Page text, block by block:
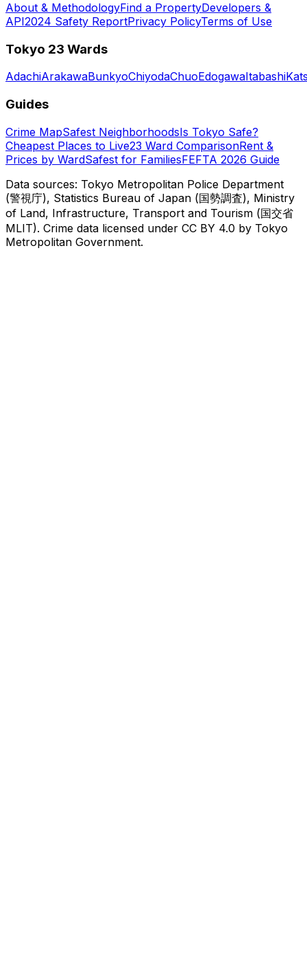
About & MethodologyFind a PropertyDevelopers &
API2024 Safety ReportPrivacy PolicyTerms of Use
Tokyo 23 Wards
AdachiArakawaBunkyoChiyodaChuoEdogawaItabashi
Guides
Crime MapSafest NeighborhoodsIs Tokyo Safe?
Cheapest Places to Live23 Ward ComparisonRent &
Prices by WardSafest for FamiliesFEFTA 2026 Guide
Data sources: Tokyo Metropolitan Police Department
(警視庁), Statistics Bureau of Japan (国勢調査), Ministry
of Land, Infrastructure, Transport and Tourism (国交省
MLIT). Crime data licensed under CC BY 4.0 by Tokyo
Metropolitan Government.